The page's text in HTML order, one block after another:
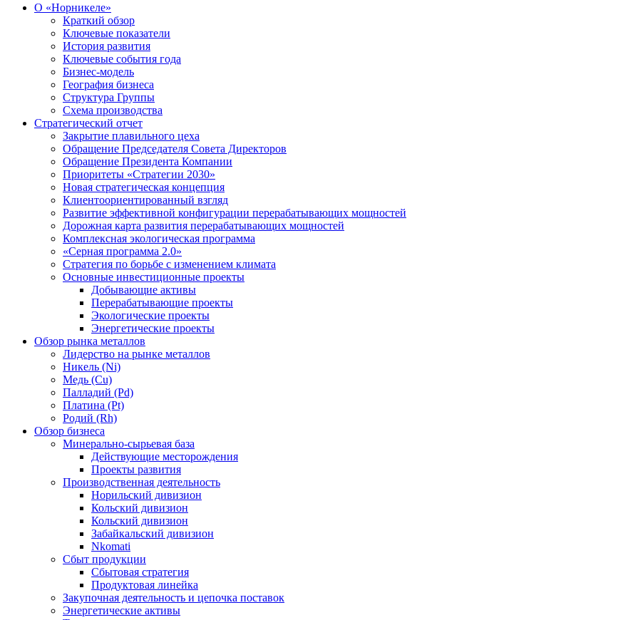
О «Норникеле»
Краткий обзор
Ключевые показатели
История развития
Ключевые события года
Бизнес-модель
География бизнеса
Структура Группы
Схема производства
Стратегический отчет
Закрытие плавильного цеха
Обращение Председателя Совета Директоров
Обращение Президента Компании
Приоритеты «Стратегии 2030»
Новая стратегическая концепция
Клиентоориентированный взгляд
Развитие эффективной конфигурации перерабатывающих мощностей
Дорожная карта развития перерабатывающих мощностей
Комплексная экологическая программа
«Серная программа 2.0»
Стратегия по борьбе с изменением климата
Основные инвестиционные проекты
Добывающие активы
Перерабатывающие проекты
Экологические проекты
Энергетические проекты
Обзор рынка металлов
Лидерство на рынке металлов
Никель (Ni)
Медь (Cu)
Палладий (Pd)
Платина (Pt)
Родий (Rh)
Обзор бизнеса
Минерально-сырьевая база
Действующие месторождения
Проекты развития
Производственная деятельность
Норильский дивизион
Кольский дивизион
Кольский дивизион
Забайкальский дивизион
Nkomati
Сбыт продукции
Сбытовая стратегия
Продуктовая линейка
Закупочная деятельность и цепочка поставок
Энергетические активы